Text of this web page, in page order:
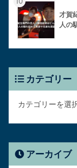
才賀
人の
カテゴリー
アーカイブ